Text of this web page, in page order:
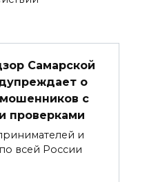
Самарской
о
с
проверками
и
всей России